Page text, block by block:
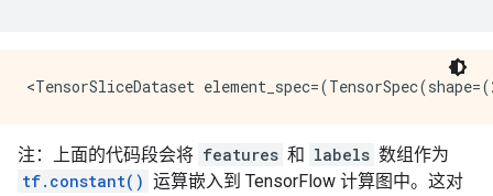
注：上面的代码段会将 features 和 labels 数组作为
tf.constant() 运算嵌入到 TensorFlow 计算图中。这对